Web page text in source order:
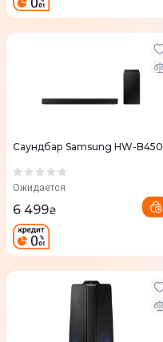
Саундбар Samsung HW-B450
Ожидается
6 499₴